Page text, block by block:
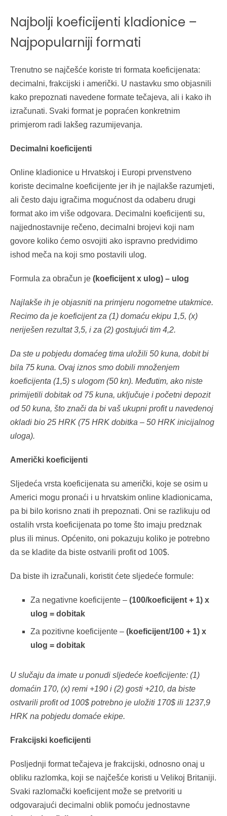
Najbolji koeficijenti kladionice –
Najpopularniji formati
Trenutno se najčešće koriste tri formata koeficijenata:
decimalni, frakcijski i američki. U nastavku smo objasnili
kako prepoznati navedene formate tečajeva, ali i kako ih
izračunati. Svaki format je popraćen konkretnim
primjerom radi lakšeg razumijevanja.
Decimalni koeficijenti
Online kladionice u Hrvatskoj i Europi prvenstveno
koriste decimalne koeficijente jer ih je najlakše razumjeti,
ali često daju igračima mogućnost da odaberu drugi
format ako im više odgovara. Decimalni koeficijenti su,
najjednostavnije rečeno, decimalni brojevi koji nam
govore koliko ćemo osvojiti ako ispravno predvidimo
ishod meča na koji smo postavili ulog.
Formula za obračun je (koeficijent x ulog) – ulog
Najlakše ih je objasniti na primjeru nogometne utakmice.
Recimo da je koeficijent za (1) domaću ekipu 1,5, (x)
neriješen rezultat 3,5, i za (2) gostujući tim 4,2.
Da ste u pobjedu domaćeg tima uložili 50 kuna, dobit bi
bila 75 kuna. Ovaj iznos smo dobili množenjem
koeficijenta (1,5) s ulogom (50 kn). Međutim, ako niste
primijetili dobitak od 75 kuna, uključuje i početni depozit
od 50 kuna, što znači da bi vaš ukupni profit u navedenoj
okladi bio 25 HRK (75 HRK dobitka – 50 HRK inicijalnog
uloga).
Američki koeficijenti
Sljedeća vrsta koeficijenata su američki, koje se osim u
Americi mogu pronaći i u hrvatskim online kladionicama,
pa bi bilo korisno znati ih prepoznati. Oni se razlikuju od
ostalih vrsta koeficijenata po tome što imaju predznak
plus ili minus. Općenito, oni pokazuju koliko je potrebno
da se kladite da biste ostvarili profit od 100$.
Da biste ih izračunali, koristit ćete sljedeće formule:
Za negativne koeficijente – (100/koeficijent + 1) x
ulog = dobitak
Za pozitivne koeficijente – (koeficijent/100 + 1) x
ulog = dobitak
U slučaju da imate u ponudi sljedeće koeficijente: (1)
domaćin 170, (x) remi +190 i (2) gosti +210, da biste
ostvarili profit od 100$ potrebno je uložiti 170$ ili 1237,9
HRK na pobjedu domaće ekipe.
Frakcijski koeficijenti
Posljednji format tečajeva je frakcijski, odnosno onaj u
obliku razlomka, koji se najčešće koristi u Velikoj Britaniji.
Svaki razlomački koeficijent može se pretvoriti u
odgovarajući decimalni oblik pomoću jednostavne